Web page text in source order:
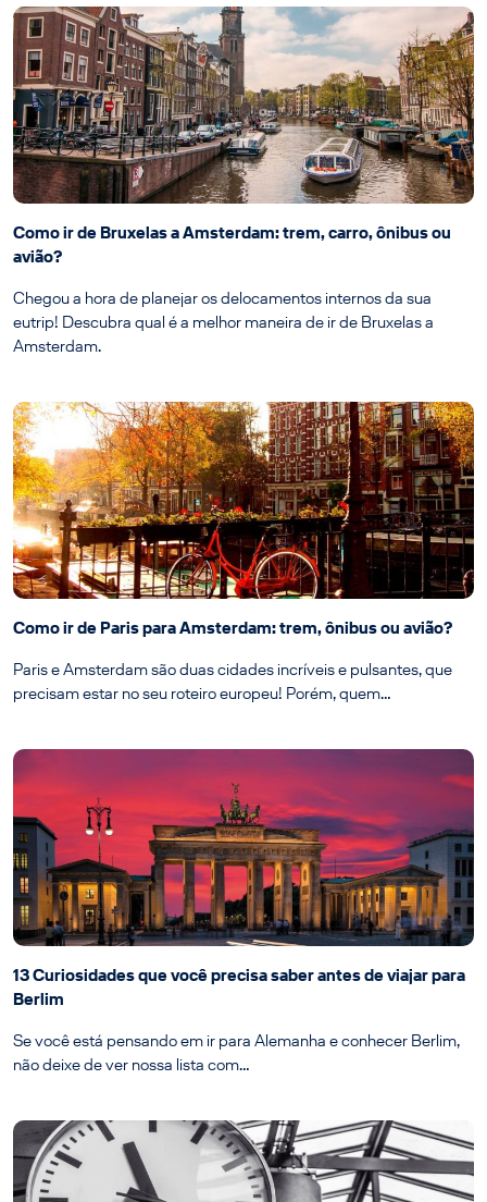
Como ir de Bruxelas a Amsterdam: trem, carro, ônibus ou
avião?
Chegou a hora de planejar os delocamentos internos da sua
eutrip! Descubra qual é a melhor maneira de ir de Bruxelas a
Amsterdam.
Como ir de Paris para Amsterdam: trem, ônibus ou avião?
Paris e Amsterdam são duas cidades incríveis e pulsantes, que
precisam estar no seu roteiro europeu! Porém, quem…
13 Curiosidades que você precisa saber antes de viajar para
Berlim
Se você está pensando em ir para Alemanha e conhecer Berlim,
não deixe de ver nossa lista com…